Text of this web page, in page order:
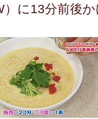
に13分前後